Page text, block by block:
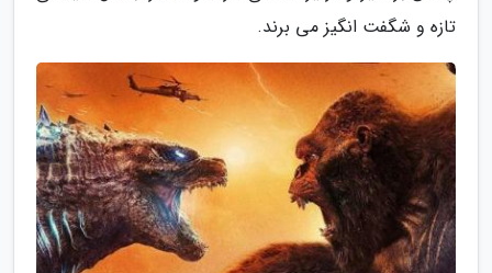
تازه و شگفت انگیز می برند.